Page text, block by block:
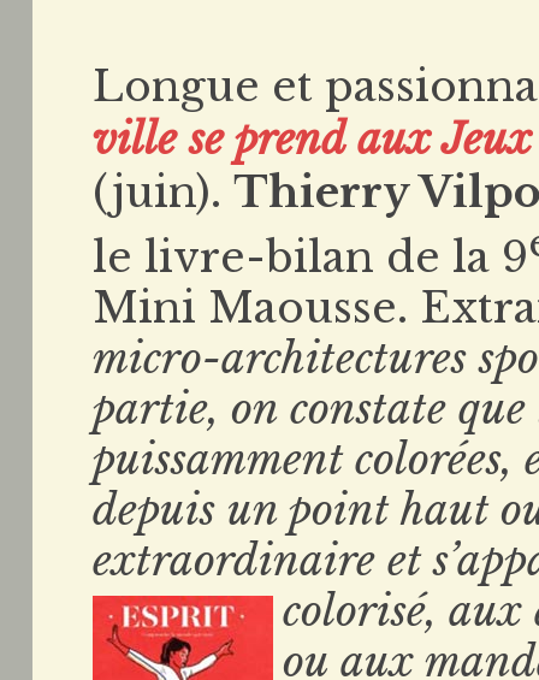
Longue et
ville se prend aux Jeux
(juin).Thierry
le livre-bilan de la 9
Mini Maousse.
micro-architectures
partie, on constate
puissamment colorées,
depuis un point haut
extraordinaire et
colorisé, aux
ou aux